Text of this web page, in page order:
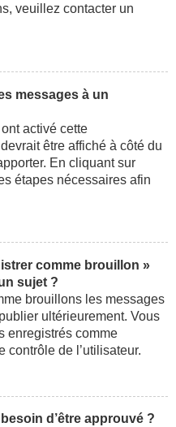
veuillez contacter un
messages à un
activé cette
être affiché à côté du
En cliquant sur
étapes nécessaires afin
comme brouillon »
sujet ?
brouillons les messages
ultérieurement. Vous
enregistrés comme
contrôle de l’utilisateur.
d’être approuvé ?